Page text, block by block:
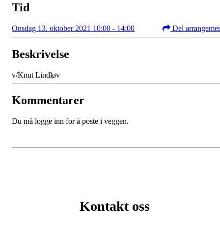
Tid
Onsdag 13. oktober 2021 10:00 - 14:00 Del
Beskrivelse
v/Knut Lindløv
Kommentarer
Du må logge inn for å poste i veggen.
Kontakt oss